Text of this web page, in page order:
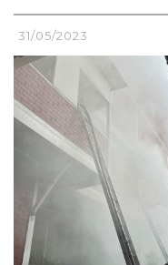
31/05/2023